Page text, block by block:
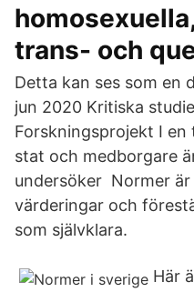
trans- och
Detta kan ses som en
jun 2020 Kritiska
Forskningsprojekt I
stat och medborgare
undersöker Normer
värderingar och
som självklara.
Här